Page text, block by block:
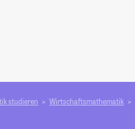
studieren Wirtschaftsmathematik